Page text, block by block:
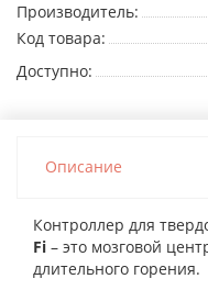
Производитель:
Код товара:
Доступно:
Описание
Контроллер для
Fi – это мозговой
длительного горения.